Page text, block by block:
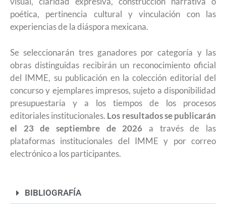
poética, pertinencia cultural y vinculación con las
experiencias de la diáspora mexicana.
Se seleccionarán tres ganadores por categoría y las
obras distinguidas recibirán un reconocimiento oficial
del IMME, su publicación en la colección editorial del
concurso y ejemplares impresos, sujeto a disponibilidad
presupuestaria y a los tiempos de los procesos
editoriales institucionales. Los resultados se publicarán
el 23 de septiembre de 2026 a través de las
plataformas institucionales del IMME y por correo
electrónico a los participantes.
BIBLIOGRAFÍA